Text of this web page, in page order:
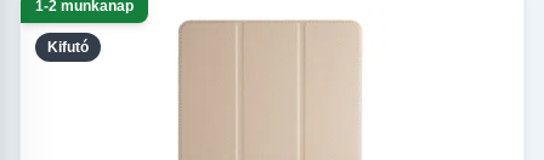
Kifutó
1-2 munkanap